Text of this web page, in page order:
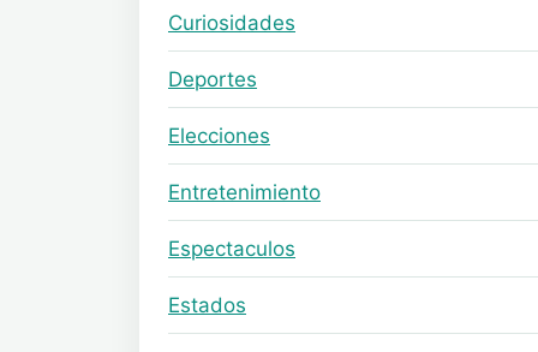
Curiosidades
Deportes
Elecciones
Entretenimiento
Espectaculos
Estados